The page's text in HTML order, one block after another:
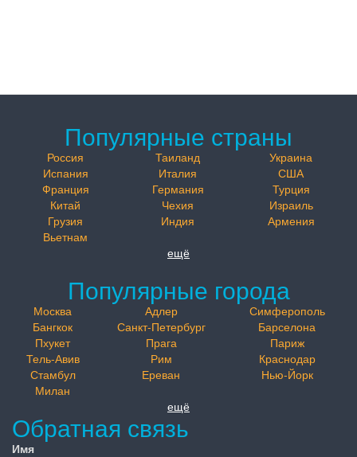
Популярные страны
Россия Таиланд
Украина
Испания
Италия
США
Франция
Германия
Турция
Китай
Чехия
Израиль
Грузия
Индия
Армения
Вьетнам
ещё
Популярные города
Москва Адлер
Симферополь
Бангкок
Санкт-Петербург
Барселона
Пхукет
Прага
Париж
Тель-Авив
Рим
Краснодар
Стамбул
Ереван
Нью-Йорк
Милан
ещё
Обратная связь
Имя